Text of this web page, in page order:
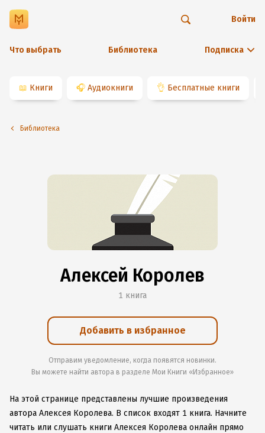
Что выбрать Библиотека Подписка
Войти
📖 Книги 🎧 Аудиокниги 👌 Бесплатные книги
Библиотека
Алексей Королев
1 книга
Добавить в избранное
Отправим уведомление, когда появятся новинки.
Вы можете найти автора в разделе Мои Книги «Избранное»
На этой странице представлены лучшие произведения
автора Алексея Королева. В список входят 1 книга. Начните
читать или слушать книги Алексея Королева онлайн прямо